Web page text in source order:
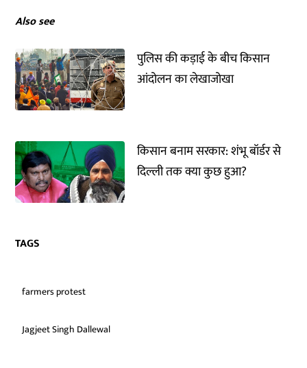
Also see
पुलिस की कड़ाई के बीच किसान
आंदोलन का लेखाजोखा
किसान बनाम सरकार: शंभू बॉर्डर से
दिल्ली तक क्या कुछ हुआ?
TAGS
farmers protest
Jagjeet Singh Dallewal